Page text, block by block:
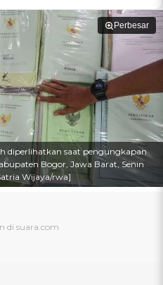
Perbesar
diperlihatkan saat pengungkapan
Bogor, Jawa Barat, Senin
Wijaya/rwa]